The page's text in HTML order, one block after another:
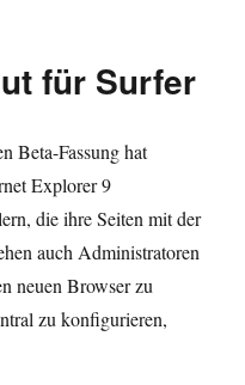
für Surfer
Beta-Fassung hat
Explorer 9
die ihre Seiten mit der
auch Administratoren
neuen Browser zu
zu konfigurieren,